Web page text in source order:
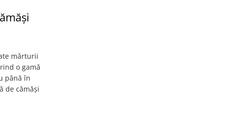
mărturii
o gamă
până în
de cămăși